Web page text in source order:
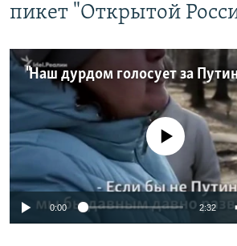
пикет "Открытой
No media source currently
0:00 2:32